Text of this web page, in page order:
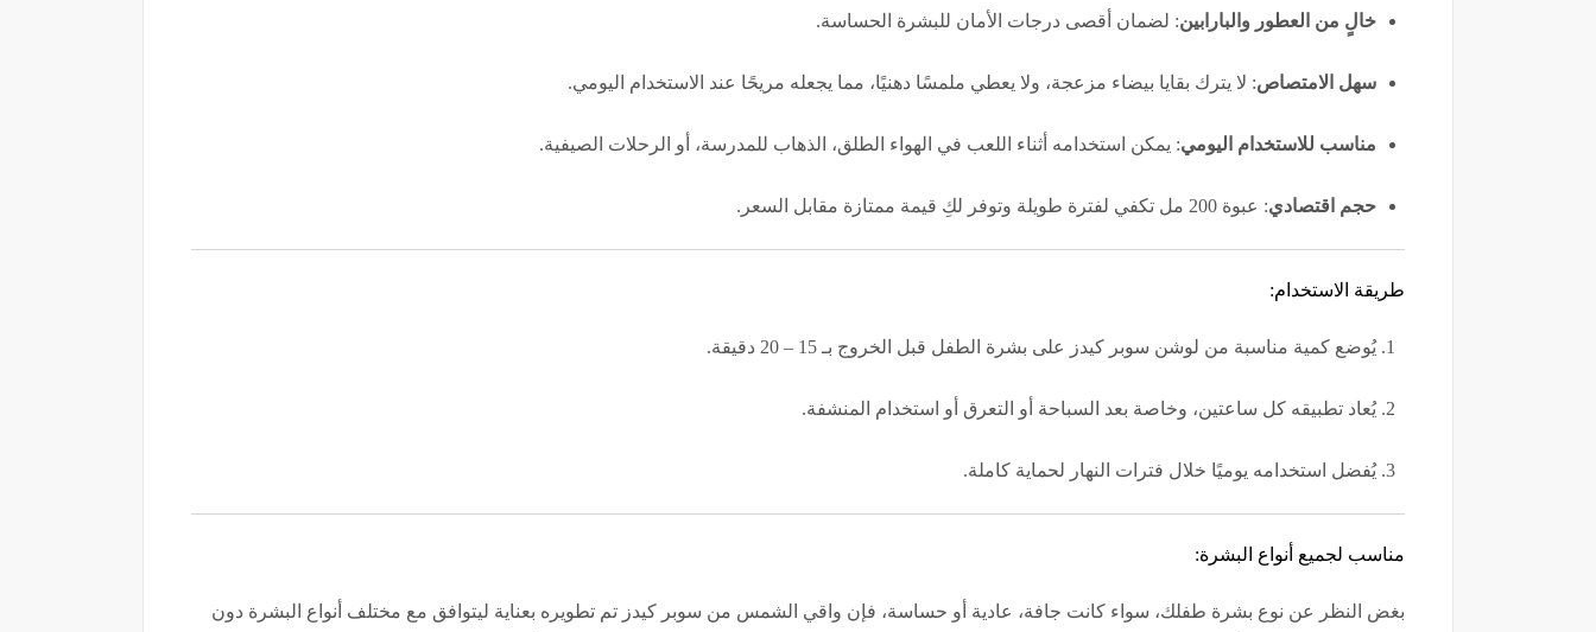
خالٍ من العطور والبارابين: لضمان أقصى درجات الأمان للبشرة الحساسة.
سهل الامتصاص: لا يترك بقايا بيضاء مزعجة، ولا يعطي ملمسًا دهنيًا، مما يجعله مريحًا عند الاستخدام اليومي.
مناسب للاستخدام اليومي: يمكن استخدامه أثناء اللعب في الهواء الطلق، الذهاب للمدرسة، أو الرحلات الصيفية.
حجم اقتصادي: عبوة 200 مل تكفي لفترة طويلة وتوفر لكِ قيمة ممتازة مقابل السعر.
طريقة الاستخدام:
يُوضع كمية مناسبة من لوشن سوبر كيدز على بشرة الطفل قبل الخروج بـ 15 – 20 دقيقة.
يُعاد تطبيقه كل ساعتين، وخاصة بعد السباحة أو التعرق أو استخدام المنشفة.
يُفضل استخدامه يوميًا خلال فترات النهار لحماية كاملة.
مناسب لجميع أنواع البشرة:
بغض النظر عن نوع بشرة طفلك، سواء كانت جافة، عادية أو حساسة، فإن واقي الشمس من سوبر كيدز تم تطويره بعناية ليتوافق مع مختلف أنواع البشرة دون